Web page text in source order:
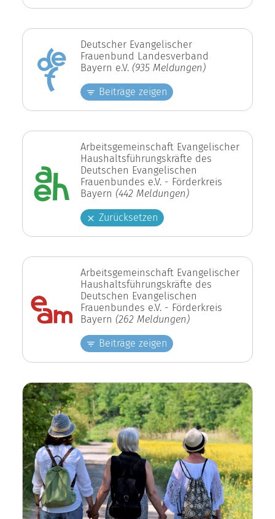
Deutscher Evangelischer
Frauenbund Landesverband
Bayern e.V. (935 Meldungen)
Beiträge zeigen
Arbeitsgemeinschaft Evangelischer
Haushaltsführungskräfte des
Deutschen Evangelischen
Frauenbundes e.V. - Förderkreis
Bayern (442 Meldungen)
Zurücksetzen
Arbeitsgemeinschaft Evangelischer
Haushaltsführungskräfte des
Deutschen Evangelischen
Frauenbundes e.V. - Förderkreis
Bayern (262 Meldungen)
Beiträge zeigen